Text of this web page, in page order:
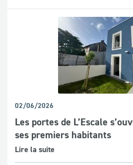
02/06/2026
Les portes de L’Escale
ses premiers habitants
Lire la suite